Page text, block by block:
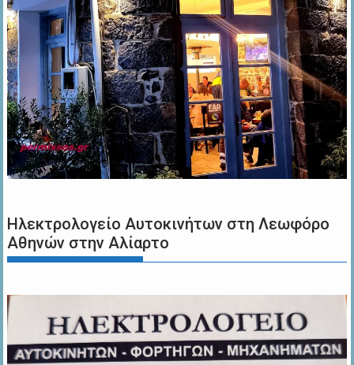
Ηλεκτρολογείο Αυτοκινήτων στη Λεωφόρο
Αθηνών στην Αλίαρτο